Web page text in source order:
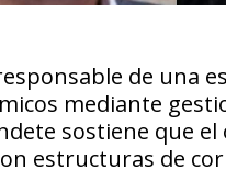
de una
mediante
sostiene que
estructuras de